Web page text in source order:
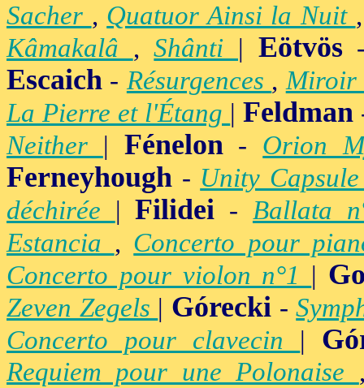
Sacher , Quatuor Ainsi la Nuit
Kâmakalâ ,Shânti | Eötvös
Escaich - Résurgences ,Miroir
La Pierre et l'Étang |Feldman
Neither | Fénelon- Orion
Ferneyhough - Unity
déchirée |Filidei - Ballata
Estancia , Concerto pour
Concerto pour violon n°1 |
Zeven Zegels | Górecki-
Concerto pour clavecin |
Requiem pour une Polonaise